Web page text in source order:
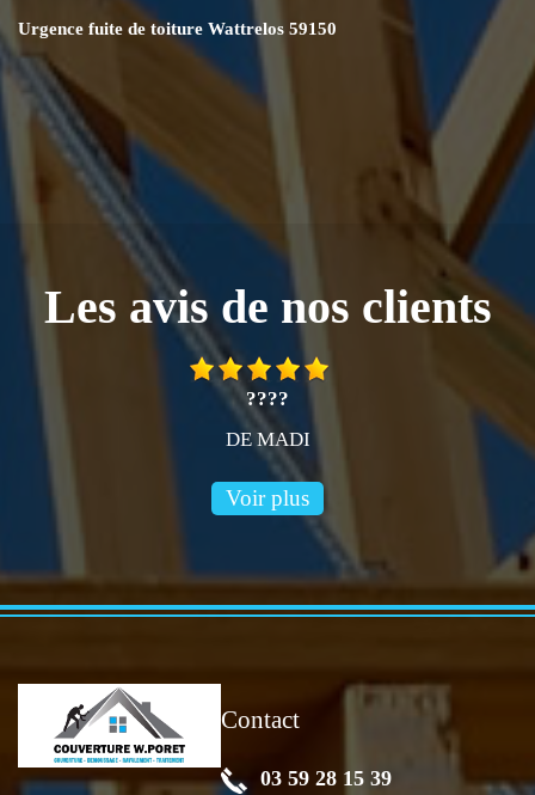
Urgence fuite de toiture Wattrelos 59150
Les avis de nos clients
????
DE MADI
Voir plus
Contact
03 59 28 15 39